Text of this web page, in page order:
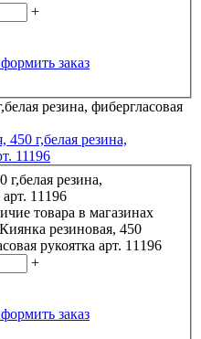
+
заказ
450 г,белая резина,
11196
товара в магазинах
Киянка резиновая, 450
рукоятка арт. 11196
+
заказ